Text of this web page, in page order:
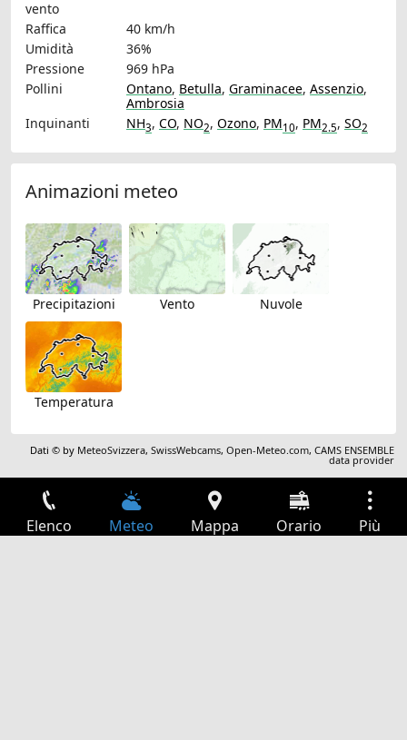
vento
Raffica
40 km/h
Umidità
36%
Pressione
969 hPa
Pollini
Ontano, Betulla, Graminacee, Assenzio,
Ambrosia
Inquinanti
NH3, CO, NO2, Ozono, PM10, PM2.5, SO2
Animazioni meteo
Precipitazioni Vento Nuvole
Temperatura
Dati © by MeteoSvizzera,SwissWebcams,Open-Meteo.com,CAMS ENSEMBLE
data provider
Elenco Meteo Mappa Orario Più